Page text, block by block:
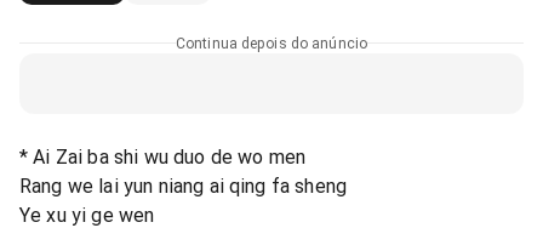
Continua depois do anúncio
* Ai Zai ba shi wu duo de wo men
Rang we lai yun niang ai qing fa sheng
Ye xu yi ge wen